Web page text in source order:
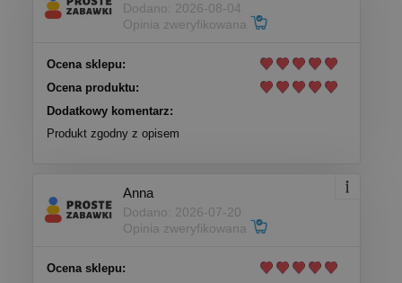
Dodano: 2026-08-04
Opinia zweryfikowana
Ocena sklepu:
Ocena produktu:
Dodatkowy komentarz:
Produkt zgodny z opisem
Anna
Dodano: 2026-07-20
Opinia zweryfikowana
Ocena sklepu: